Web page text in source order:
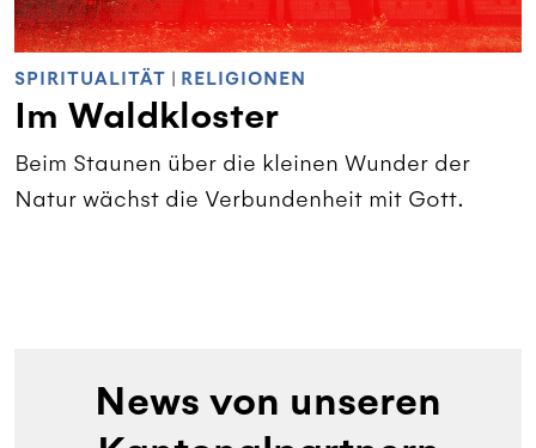
SPIRITUALITÄT | RELIGIONEN
Im Waldkloster
Beim Staunen über die kleinen Wunder der
Natur wächst die Verbundenheit mit Gott.
News von unseren